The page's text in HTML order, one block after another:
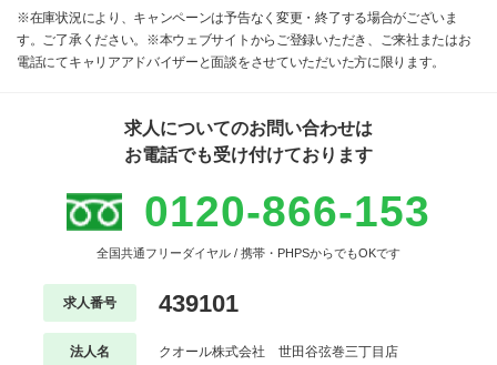
※在庫状況により、キャンペーンは予告なく変更・終了する場合がございま
す。ご了承ください。※本ウェブサイトからご登録いただき、ご来社またはお
電話にてキャリアアドバイザーと面談をさせていただいた方に限ります。
求人についてのお問い合わせは
お電話でも受け付けております
0120-866-153
全国共通フリーダイヤル / 携帯・PHPSからでもOKです
求人番号 439101
法人名 クオール株式会社 世田谷弦巻三丁目店